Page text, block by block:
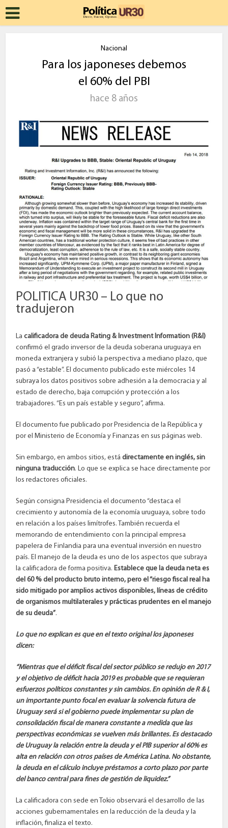
Nacional
Para los japoneses debemos
el 60% del PBI
hace 8 años
POLITICA UR30 – Lo que no
tradujeron
Lacalificadora de deuda Rating & Investment Information (R&I)
confirmó el grado inversor de la deuda soberana uruguaya en
moneda extranjera y subió la perspectiva a mediano plazo, que
pasó a “estable”. El documento publicado este miércoles 14
subraya los datos positivos sobre adhesión a la democracia y al
estado de derecho, baja corrupción y protección a los
trabajadores. “Es un país estable y seguro”, afirma.
El documento fue publicado por Presidencia de la República y
por el Ministerio de Economía y Finanzas en sus páginas web.
Sin embargo, en ambos sitios, estádirectamente en inglés, sin
ninguna traducción. Lo que se explica se hace directamente por
los redactores oficiales.
Según consigna Presidencia el documento “destaca el
crecimiento y autonomía de la economía uruguaya, sobre todo
en relación a los países limítrofes. También recuerda el
memorando de entendimiento con la principal empresa
papelera de Finlandia para una eventual inversión en nuestro
país. El manejo de la deuda es uno de los aspectos que subraya
la calificadora de forma positiva.Establece que la deuda neta es
del 60 % del producto bruto interno, pero el “riesgo fiscal real ha
sido mitigado por amplios activos disponibles, líneas de crédito
de organismos multilaterales y prácticas prudentes en el manejo
de su deuda”.
Lo que no explican es que en el texto original los japoneses
dicen:
“Mientras que el déficit fiscal del sector público se redujo en 2017
y el objetivo de déficit hacia 2019 es probable que se requieran
esfuerzos políticos constantes y sin cambios. En opinión de R & I,
un importante punto focal en evaluar la solvencia futura de
Uruguay será si el gobierno puede implementar su plan de
consolidación fiscal de manera constante a medida que las
perspectivas económicas se vuelven más brillantes. Es destacado
de Uruguay la relación entre la deuda y el PIB superior al 60% es
alta en relación con otros países de América Latina. No obstante,
la deuda en el cálculo incluye préstamos a corto plazo por parte
del banco central para fines de gestión de liquidez.”
La calificadora con sede en Tokio observará el desarrollo de las
acciones gubernamentales en la reducción de la deuda y la
inflación, finaliza el texto.